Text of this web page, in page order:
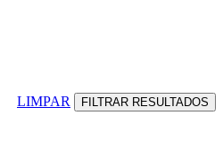
LIMPAR